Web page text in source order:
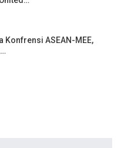
Konfrensi ASEAN-MEE,